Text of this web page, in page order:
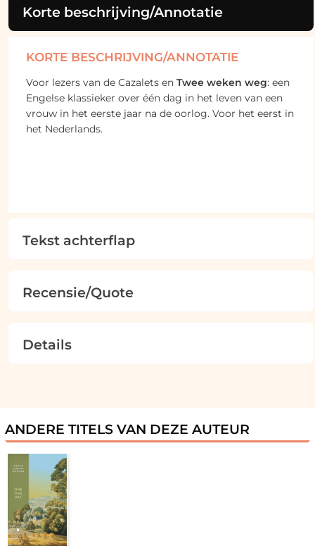
Korte beschrijving/Annotatie
KORTE BESCHRIJVING/ANNOTATIE
Voor lezers van de Cazalets en Twee weken weg: een
Engelse klassieker over één dag in het leven van een
vrouw in het eerste jaar na de oorlog. Voor het eerst in
het Nederlands.
Tekst achterflap
Recensie/Quote
Details
ANDERE TITELS VAN DEZE AUTEUR